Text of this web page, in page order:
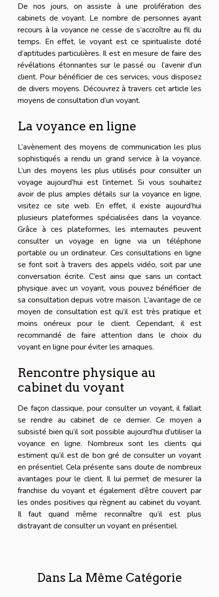
De nos jours, on assiste à une prolifération des
cabinets de voyant. Le nombre de personnes ayant
recours à la voyance ne cesse de s’accroître au fil du
temps. En effet, le voyant est ce spiritualiste doté
d’aptitudes particulières. Il est en mesure de faire des
révélations étonnantes sur le passé ou l’avenir d’un
client. Pour bénéficier de ces services, vous disposez
de divers moyens. Découvrez à travers cet article les
moyens de consultation d’un voyant.
La voyance en ligne
L’avènement des moyens de communication les plus
sophistiqués a rendu un grand service à la voyance.
L’un des moyens les plus utilisés pour consulter un
voyage aujourd’hui est l’internet. Si vous souhaitez
avoir de plus amples détails sur la voyance en ligne,
visitez ce site web. En effet, il existe aujourd’hui
plusieurs plateformes spécialisées dans la voyance.
Grâce à ces plateformes, les internautes peuvent
consulter un voyage en ligne via un téléphone
portable ou un ordinateur. Ces consultations en ligne
se font soit à travers des appels vidéo, soit par une
conversation écrite. C’est ainsi que sans un contact
physique avec un voyant, vous pouvez bénéficier de
sa consultation depuis votre maison. L’avantage de ce
moyen de consultation est qu’il est très pratique et
moins onéreux pour le client. Cependant, il est
recommandé de faire attention dans le choix du
voyant en ligne pour éviter les arnaques.
Rencontre physique au
cabinet du voyant
De façon classique, pour consulter un voyant, il fallait
se rendre au cabinet de ce dernier. Ce moyen a
subsisté bien qu’il soit possible aujourd’hui d’utiliser la
voyance en ligne. Nombreux sont les clients qui
estiment qu’il est de bon gré de consulter un voyant
en présentiel. Cela présente sans doute de nombreux
avantages pour le client. Il lui permet de mesurer la
franchise du voyant et également d’être couvert par
les ondes positives qui règnent au cabinet du voyant.
Il faut quand même reconnaître qu’il est plus
distrayant de consulter un voyant en présentiel.
Dans La Même Catégorie